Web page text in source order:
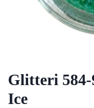
Glitteri 584-
Ice